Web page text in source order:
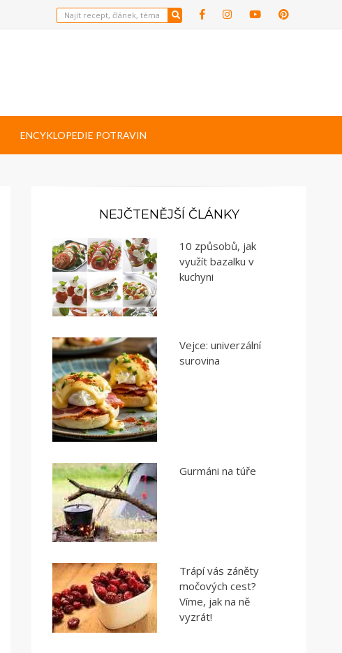
ENCYKLOPEDIE POTRAVIN
NEJČTENĚJŠÍ ČLÁNKY
10 způsobů, jak
využít bazalku v
kuchyni
Vejce: univerzální
surovina
Gurmáni na túře
Trápí vás záněty
močových cest?
Víme, jak na ně
vyzrát!